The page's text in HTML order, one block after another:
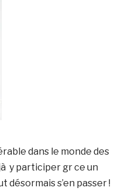
dans le monde des
y participer gr ce un
s’en passer !